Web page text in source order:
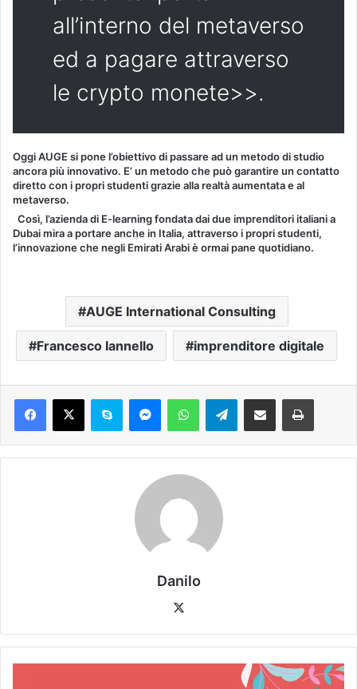
all’interno del metaverso
ed a pagare attraverso
le crypto monete>>.
Oggi AUGE si pone l’obiettivo di passare ad un metodo di studio
ancora più innovativo. E’ un metodo che può garantire un contatto
diretto con i propri studenti grazie alla realtà aumentata e al
metaverso.
Così, l’azienda di E-learning fondata dai due imprenditori italiani a
Dubai mira a portare anche in Italia, attraverso i propri studenti,
l’innovazione che negli Emirati Arabi è ormai pane quotidiano.
AUGE International Consulting
Francesco Iannello imprenditore digitale
Danilo